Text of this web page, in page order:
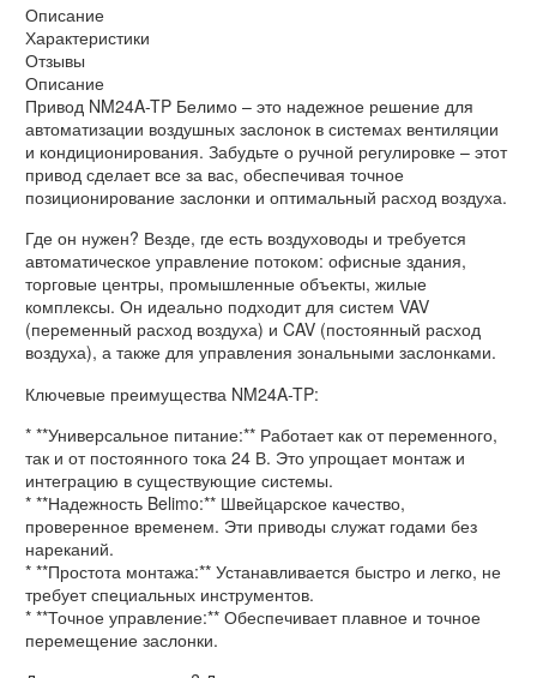
Описание
Характеристики
Отзывы
Описание
Привод NM24A-TP Белимо – это надежное решение для
автоматизации воздушных заслонок в системах вентиляции
и кондиционирования. Забудьте о ручной регулировке – этот
привод сделает все за вас, обеспечивая точное
позиционирование заслонки и оптимальный расход воздуха.
Где он нужен? Везде, где есть воздуховоды и требуется
автоматическое управление потоком: офисные здания,
торговые центры, промышленные объекты, жилые
комплексы. Он идеально подходит для систем VAV
(переменный расход воздуха) и CAV (постоянный расход
воздуха), а также для управления зональными заслонками.
Ключевые преимущества NM24A-TP:
* **Универсальное питание:** Работает как от переменного,
так и от постоянного тока 24 В. Это упрощает монтаж и
интеграцию в существующие системы.
* **Надежность Belimo:** Швейцарское качество,
проверенное временем. Эти приводы служат годами без
нареканий.
* **Простота монтажа:** Устанавливается быстро и легко, не
требует специальных инструментов.
* **Точное управление:** Обеспечивает плавное и точное
перемещение заслонки.